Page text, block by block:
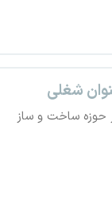
حوزه ساخت و ساز